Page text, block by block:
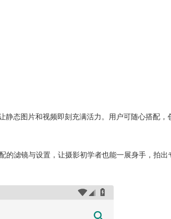
静态图片和视频即刻充满活力。用户可随心搭配，
的滤镜与设置，让摄影初学者也能一展身手，拍出